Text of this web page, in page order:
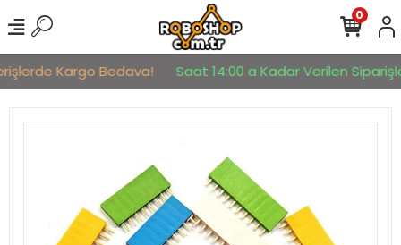
Kargo Bedava! Saat 14:00 a Kadar Verilen
0